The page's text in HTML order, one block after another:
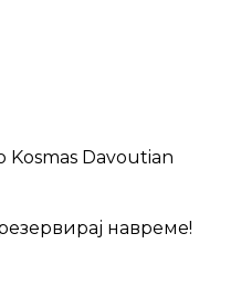
Davoutian
навреме!